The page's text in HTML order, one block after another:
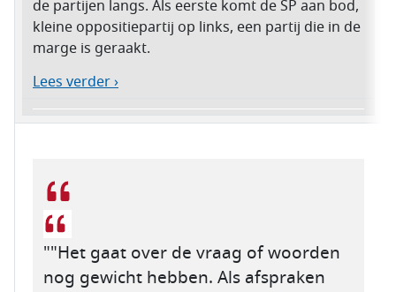
de partijen langs. Als eerste komt de SP aan bod,
kleine oppositiepartij op links, een partij die in de
marge is geraakt.
Lees verder ›
""Het gaat over de vraag of woorden
nog gewicht hebben. Als afspraken